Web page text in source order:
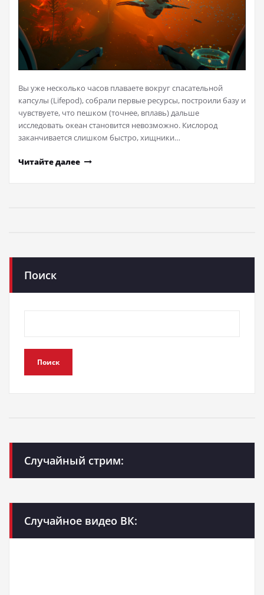
Вы уже несколько часов плаваете вокруг спасательной
капсулы (Lifepod), собрали первые ресурсы, построили базу и
чувствуете, что пешком (точнее, вплавь) дальше
исследовать океан становится невозможно. Кислород
заканчивается слишком быстро, хищники…
Читайте далее
Поиск
Поиск
Случайный стрим:
Случайное видео ВК: